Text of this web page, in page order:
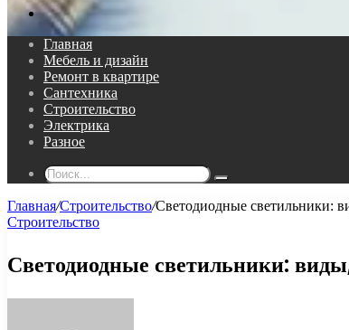
Поиск...
Главная
Мебель и дизайн
Ремонт в квартире
Сантехника
Строительство
Электрика
Разное
Поиск...
Главная/Строительство/Светодиодные светильники:
Строительство
Светодиодные светильники: